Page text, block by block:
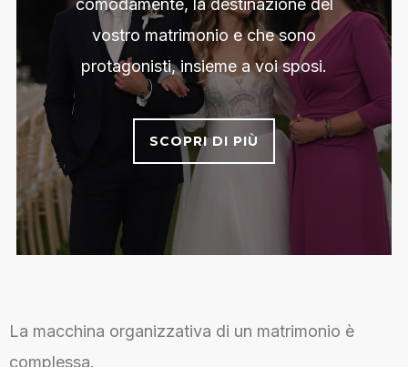
comodamente, la destinazione del
vostro matrimonio e che sono
protagonisti, insieme a voi sposi.
SCOPRI DI PIÙ
La macchina organizzativa di un matrimonio è
complessa.